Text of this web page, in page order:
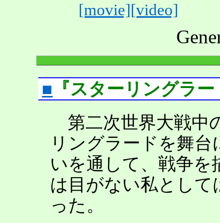
[movie][video]
■ 『スターリングラ
第二次世界大戦中
リングラードを舞
いを通して、戦争を
は目がない私とし
った。